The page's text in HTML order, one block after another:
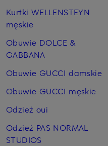
Kurtki WELLENSTEYN
męskie
Obuwie DOLCE &
GABBANA
Obuwie GUCCI damskie
Obuwie GUCCI męskie
Odzież oui
Odzież PAS NORMAL
STUDIOS